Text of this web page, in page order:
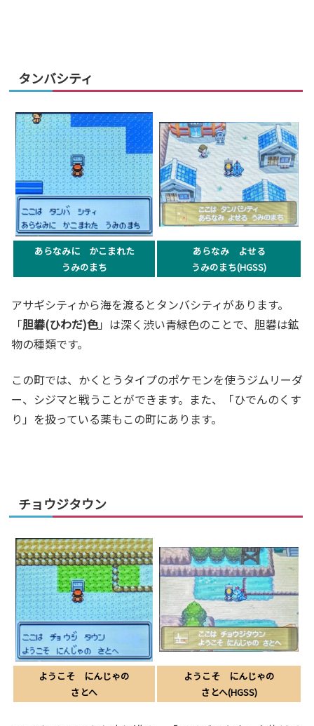
タンバシティ
あらなみに かこまれた
うみのまち
あらなみ よせる
うみのまち(HGSS)
アサギシティから海を渡るとタンバシティがあります。
「胆礬(ひわだ)色」は深く渋い青緑色のことで、胆礬は鉱
物の種類です。
この町では、かくとうタイプのポケモンを使うジムリーダ
ー、シジマと戦うことができます。また、「ひでんのくす
り」を扱っている薬もこの町にあります。
チョウジタウン
ようこそ にんじゃの
さとへ
よう こそ にんじゃの
さとへ(HGSS)